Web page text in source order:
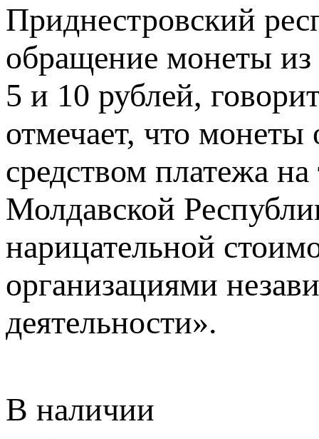
Приднестровский
обращение монеты
5 и 10 рублей,
отмечает, что монеты
средством платежа
Молдавской
нарицательной
организациями
деятельности».
В наличии